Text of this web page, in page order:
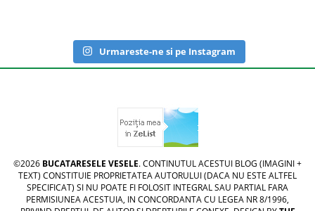
Urmareste-ne si pe Instagram
©2026 BUCATARESELE VESELE. CONTINUTUL ACESTUI BLOG (IMAGINI +
TEXT) CONSTITUIE PROPRIETATEA AUTORULUI (DACA NU ESTE ALTFEL
SPECIFICAT) SI NU POATE FI FOLOSIT INTEGRAL SAU PARTIAL FARA
PERMISIUNEA ACESTUIA, IN CONCORDANTA CU LEGEA NR 8/1996,